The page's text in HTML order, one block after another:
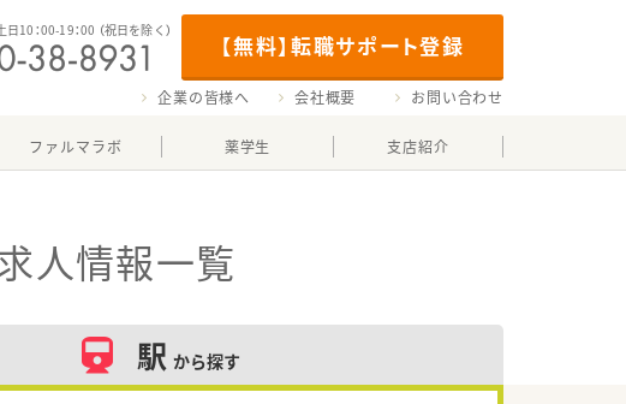
【無料】転職サポート登録
日10：00-19：00 （祝日を除く）
企業の皆様へ 会社概要 お問い合わせ
ファルマラボ 薬学生 支店紹介
人情報一覧
駅 から探す